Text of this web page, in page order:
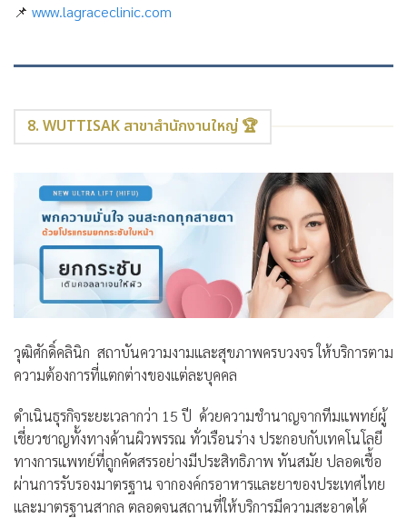
📌 www.lagraceclinic.com
8. WUTTISAK สาขาสำนักงานใหญ่ 🏆
วุฒิศักดิ์คลินิก สถาบันความงามและสุขภาพครบวงจร ให้บริการตาม
ความต้องการที่แตกต่างของแต่ละบุคคล
ดำเนินธุรกิจระยะเวลากว่า 15 ปี ด้วยความชำนาญจากทีมแพทย์ผู้
เชี่ยวชาญทั้งทางด้านผิวพรรณ ทั่วเรือนร่าง ประกอบกับเทคโนโลยี
ทางการแพทย์ที่ถูกคัดสรรอย่างมีประสิทธิภาพ ทันสมัย ปลอดเชื้อ
ผ่านการรับรองมาตรฐาน จากองค์กรอาหารและยาของประเทศไทย
และมาตรฐานสากล ตลอดจนสถานที่ให้บริการมีความสะอาดได้